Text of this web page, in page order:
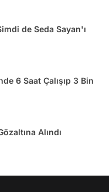
de Seda Sayan'ı
6 Saat Çalışıp 3 Bin
Alındı